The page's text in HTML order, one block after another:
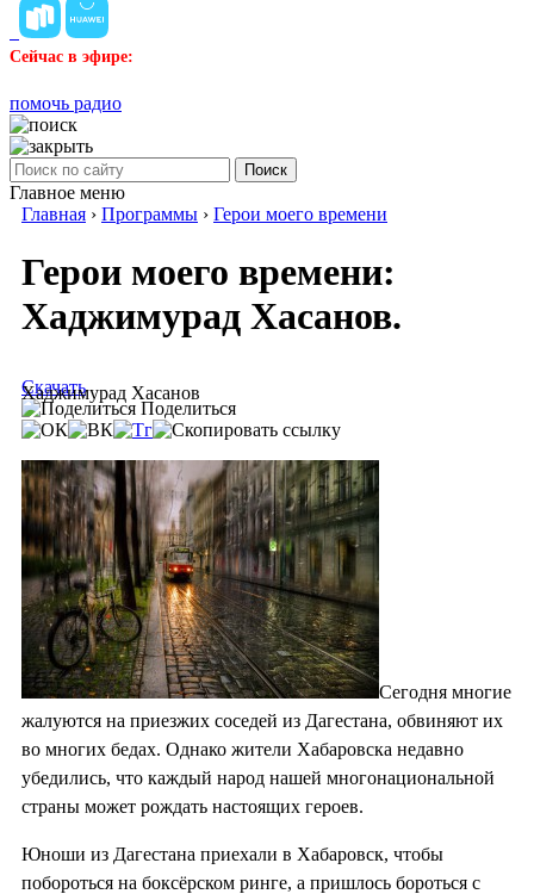
Сейчас в эфире:
помочь радио
Поиск
Главное меню
Главная › Программы › Герои моего времени
Герои моего времени:
Хаджимурад Хасанов.
Хаджимурад Хасанов
Скачать
Поделиться
Сегодня многие
жалуются на приезжих соседей из Дагестана, обвиняют их
во многих бедах. Однако жители Хабаровска недавно
убедились, что каждый народ нашей многонациональной
страны может рождать настоящих героев.
Юноши из Дагестана приехали в Хабаровск, чтобы
побороться на боксёрском ринге, а пришлось бороться с